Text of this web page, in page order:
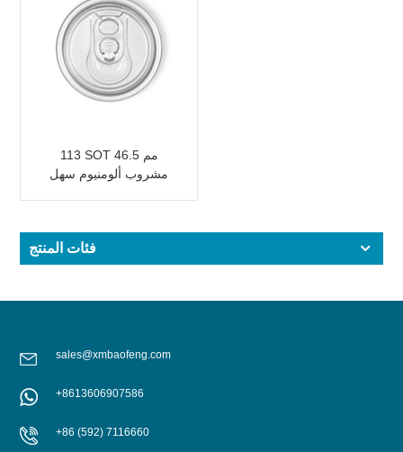
113 SOT 46.5 مم
مشروب ألومنيوم سهل
فئات المنتج
sales@xmbaofeng.com
+8613606907586
+86 (592) 7116660